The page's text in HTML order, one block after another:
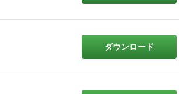
ダウンロード